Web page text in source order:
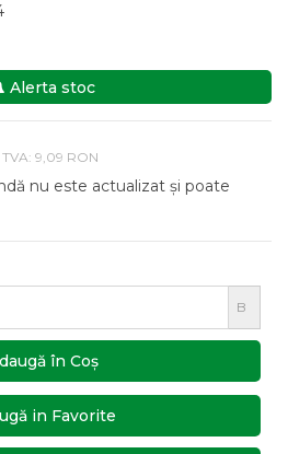
Alerta stoc
TVA: 9,09 RON
nu este actualizat și poate
B
în Coş
in Favorite